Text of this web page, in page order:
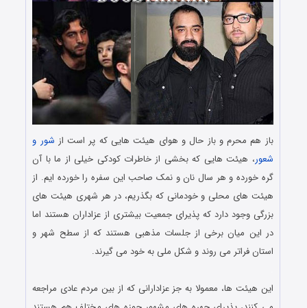
باز هم محرم و باز حال و هوای هیئت هایی که پر است از شور و
شعور، هیئت هایی که بخشی از خاطرات کودکی خیلی از ما با آن
گره خورده و هر سال نان و نمک صاحب این سفره را خورده ایم. از
هیئت های محلی و خودمانی که بگذریم، در هر شهری هیئت های
بزرگی وجود دارد که پذیرای جمعیت بیشتری از عزاداران هستند اما
در این میان برخی از جلسات مذهبی هستند که از سطح شهر و
استان فراتر می روند و شکل ملی به خود می گیرند.
این هیئت ها، معمولا به جز عزادارانی که از بین مردم عادی مراجعه